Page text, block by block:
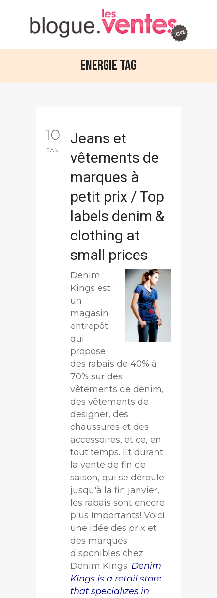
Energie Tag
10
JAN
Jeans et
vêtements de
marques à
petit prix / Top
labels denim &
clothing at
small prices
Denim
Kings est
un
magasin
entrepôt
qui
propose
des rabais de 40% à
70% sur des
vêtements de denim,
des vêtements de
designer, des
chaussures et des
accessoires, et ce, en
tout temps. Et durant
la vente de fin de
saison, qui se déroule
jusqu'à la fin janvier,
les rabais sont encore
plus importants! Voici
une idée des prix et
des marques
disponibles chez
Denim Kings. Denim
Kings is a retail store
that specializes in